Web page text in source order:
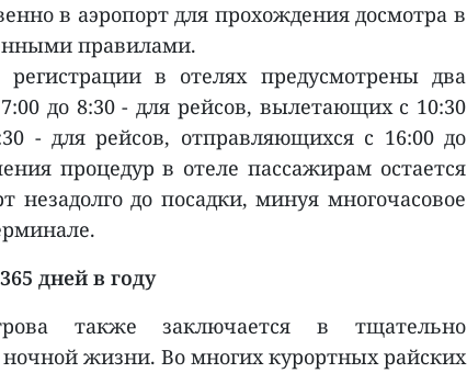
в аэропорт для прохождения досмотра в
правилами.
в отелях предусмотрены два
до 8:30 - для рейсов, вылетающих с 10:30
- для рейсов, отправляющихся с 16:00 до
процедур в отеле пассажирам остается
до посадки, минуя многочасовое
дней в году
также заключается в тщательно
жизни. Во многих курортных райских